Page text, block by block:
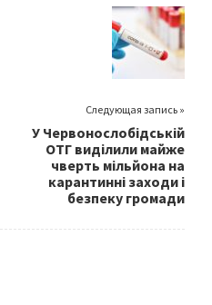
Следующая запись »
У Червонослобідській
ОТГ виділили майже
чверть мільйона на
карантинні заходи і
безпеку громади